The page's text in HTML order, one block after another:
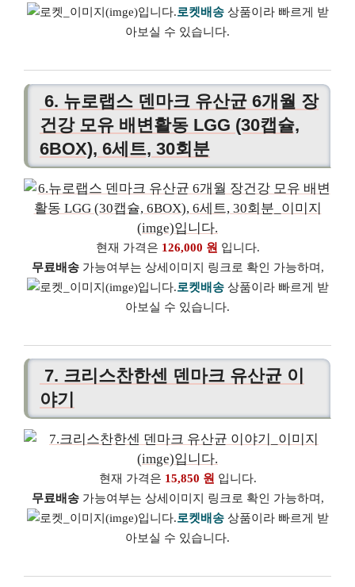
로켓배송상품이라 빠르게 받
아보실 수 있습니다.
6. 뉴로랩스 덴마크 유산균 6개월 장
건강 모유 배변활동 LGG (30캡슐,
6BOX), 6세트, 30회분
현재 가격은 126,000 원 입니다.
무료배송가능여부는 상세이미지 링크로 확인 가능하며,
로켓배송상품이라 빠르게 받
아보실 수 있습니다.
7. 크리스찬한센 덴마크 유산균 이
야기
현재 가격은 15,850 원 입니다.
무료배송가능여부는 상세이미지 링크로 확인 가능하며,
로켓배송상품이라 빠르게 받
아보실 수 있습니다.